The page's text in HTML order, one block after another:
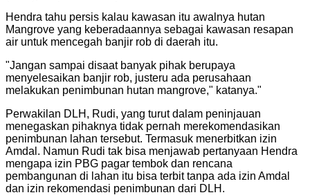
Hendra tahu persis kalau kawasan itu awalnya hutan
Mangrove yang keberadaannya sebagai kawasan resapan
air untuk mencegah banjir rob di daerah itu.
"Jangan sampai disaat banyak pihak berupaya
menyelesaikan banjir rob, justeru ada perusahaan
melakukan penimbunan hutan mangrove," katanya."
Perwakilan DLH, Rudi, yang turut dalam peninjauan
menegaskan pihaknya tidak pernah merekomendasikan
penimbunan lahan tersebut. Termasuk menerbitkan izin
Amdal. Namun Rudi tak bisa menjawab pertanyaan Hendra
mengapa izin PBG pagar tembok dan rencana
pembangunan di lahan itu bisa terbit tanpa ada izin Amdal
dan izin rekomendasi penimbunan dari DLH.